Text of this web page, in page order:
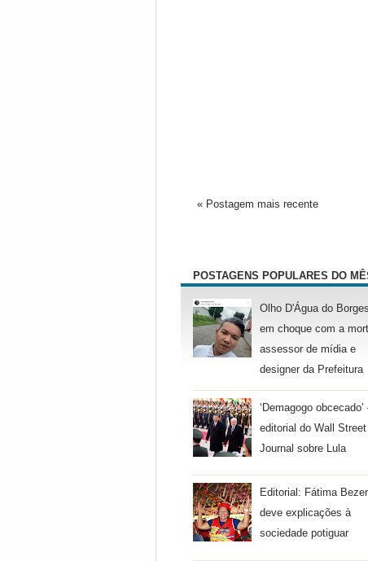
« Postagem mais recente
POSTAGENS POPULARES DO
Olho D'Água do
em choque com a
assessor de mídia e
designer da Prefeitura
‘Demagogo obcecado’
editorial do Wall Street
Journal sobre Lula
Editorial: Fátima
deve explicações à
sociedade potiguar